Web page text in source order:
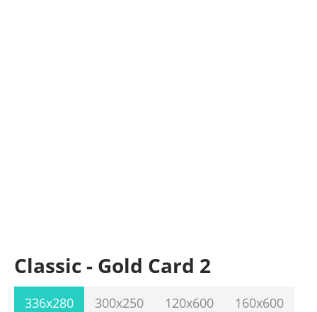
Classic - Gold Card 2
336x280 300x250 120x600
160x600